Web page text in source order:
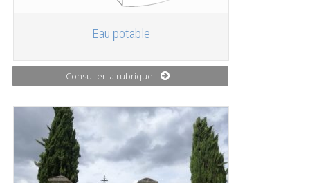
Eau potable
Consulter la rubrique